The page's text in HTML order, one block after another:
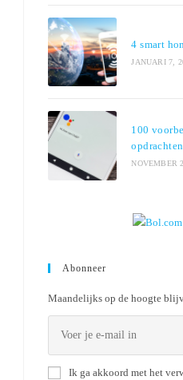
4 smart
JANUARI 7,
100
opdrachten
NOVEMBER
Abonneer
Maandelijks op de hoogte
Ik ga akkoord met het